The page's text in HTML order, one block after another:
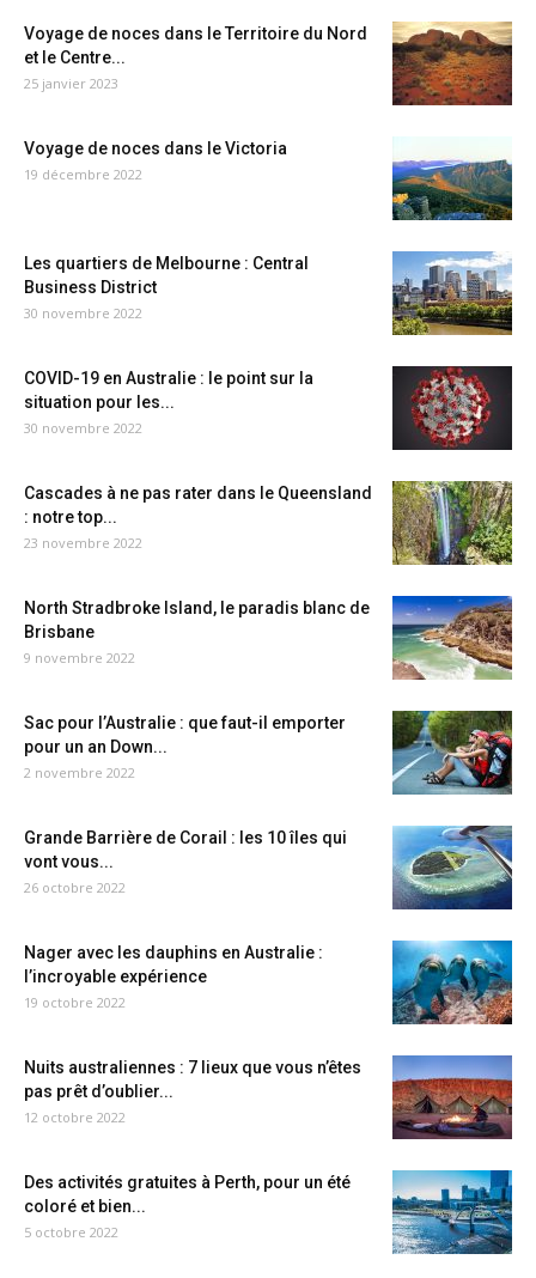
Voyage de noces dans le Territoire du Nord
et le Centre...
25 janvier 2023
Voyage de noces dans le Victoria
19 décembre 2022
Les quartiers de Melbourne : Central
Business District
30 novembre 2022
COVID-19 en Australie : le point sur la
situation pour les...
30 novembre 2022
Cascades à ne pas rater dans le Queensland
: notre top...
23 novembre 2022
North Stradbroke Island, le paradis blanc de
Brisbane
9 novembre 2022
Sac pour l’Australie : que faut-il emporter
pour un an Down...
2 novembre 2022
Grande Barrière de Corail : les 10 îles qui
vont vous...
26 octobre 2022
Nager avec les dauphins en Australie :
l’incroyable expérience
19 octobre 2022
Nuits australiennes : 7 lieux que vous n’êtes
pas prêt d’oublier...
12 octobre 2022
Des activités gratuites à Perth, pour un été
coloré et bien...
5 octobre 2022